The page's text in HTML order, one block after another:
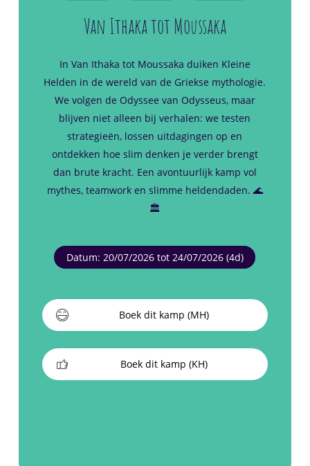
Van Ithaka tot Moussaka
In Van Ithaka tot Moussaka duiken Kleine
Helden in de wereld van de Griekse mythologie.
We volgen de Odyssee van Odysseus, maar
blijven niet alleen bij verhalen: we testen
strategieën, lossen uitdagingen op en
ontdekken hoe slim denken je verder brengt
dan brute kracht. Een avontuurlijk kamp vol
mythes, teamwork en slimme heldendaden. 🌊
🏛️
Datum: 20/07/2026 tot 24/07/2026 (4d)
Boek dit kamp (MH)
Boek dit kamp (KH)